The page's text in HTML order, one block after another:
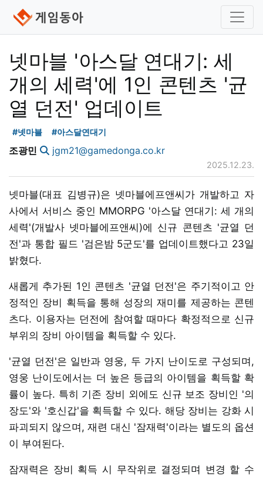
넷마블 '아스달 연대기: 세
개의 세력'에 1인 콘텐츠 '균
열 던전' 업데이트
#넷마블 #아스달연대기
조광민 jgm21@gamedonga.co.kr
2025.12.23.
넷마블(대표 김병규)은 넷마블에프앤씨가 개발하고 자
사에서 서비스 중인 MMORPG '아스달 연대기: 세 개의
세력'(개발사 넷마블에프앤씨)에 신규 콘텐츠 '균열 던
전'과 통합 필드 '검은밤 5군도'를 업데이트했다고 23일
밝혔다.
새롭게 추가된 1인 콘텐츠 '균열 던전'은 주기적이고 안
정적인 장비 획득을 통해 성장의 재미를 제공하는 콘텐
츠다. 이용자는 던전에 참여할 때마다 확정적으로 신규
부위의 장비 아이템을 획득할 수 있다.
'균열 던전'은 일반과 영웅, 두 가지 난이도로 구성되며,
영웅 난이도에서는 더 높은 등급의 아이템을 획득할 확
률이 높다. 특히 기존 장비 외에도 신규 보조 장비인 '의
장도'와 '호신갑'을 획득할 수 있다. 해당 장비는 강화 시
파괴되지 않으며, 재련 대신 '잠재력'이라는 별도의 옵션
이 부여된다.
잠재력은 장비 획득 시 무작위로 결정되며 변경 할 수